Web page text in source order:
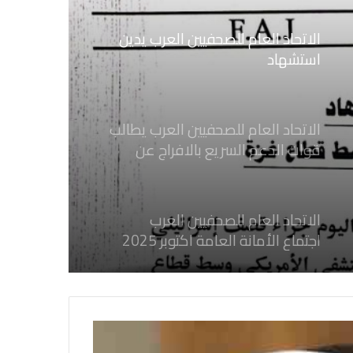
الاتحاد العام للصحفيين العرب يدين
استشهاد
ثلاثة صحفيين فلسطينيين باستهداف
الاتحاد العام للصحفيين العرب يطالب
قوات الدعم السريع بالافراج عن
الصحفيين السودانيين المعتقلين لديها
الاتحاد العام للصحفيين العرب
اجتماع الأمانة العامة اكتوبر 2025
بكل قوة جرائم الاحتلال الصهيوني فى